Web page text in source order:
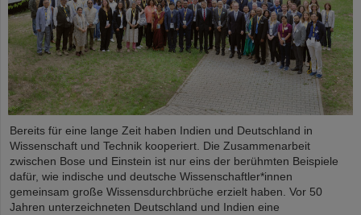
Bereits für eine lange Zeit haben Indien und Deutschland in
Wissenschaft und Technik kooperiert. Die Zusammenarbeit
zwischen Bose und Einstein ist nur eins der berühmten Beispiele
dafür, wie indische und deutsche Wissenschaftler*innen
gemeinsam große Wissensdurchbrüche erzielt haben. Vor 50
Jahren unterzeichneten Deutschland und Indien eine